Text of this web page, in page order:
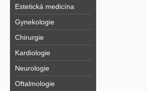
Estetická medicína
Gynekologie
Chirurgie
Kardiologie
Neurologie
Oftalmologie